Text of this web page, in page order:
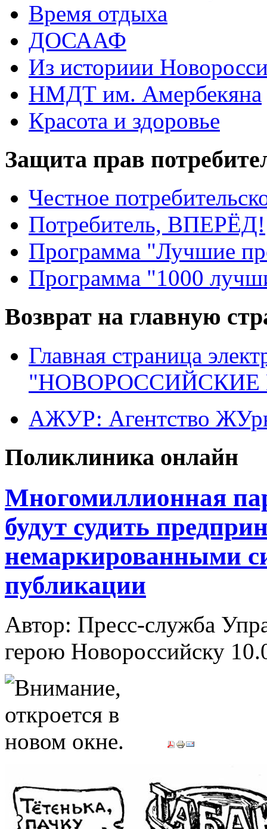
Время отдыха
ДОСААФ
Из историии
НМДТ им. Амербекяна
Красота и здоровье
Защита прав
Честное
Потребитель, ВПЕРЁД!
Программа "Лучшие
Программа "1000
Возврат на главную
Главная страница
"НОВОРОССИЙСКИЕ
АЖУР: Агентство
Поликлиника онлайн
Многомиллионная
будут судить
немаркированными
публикации
Автор: Пресс-служба
герою Новороссийску